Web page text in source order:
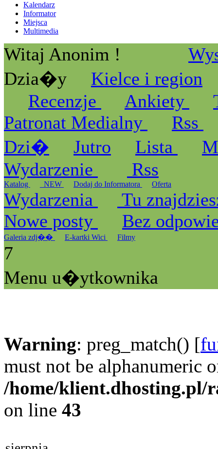
Kalendarz
Informator
Miejsca
Multimedia
Witaj Anonim !
Dzia�y
Kielce i region
Recenzje
Ankiety
Patronat Medialny
Rss
Dzi�
Jutro Lista
Wydarzenie
Rss
Katalog _NEW Dodaj do Informatora Oferta
Wydarzenia
Tu
Nowe posty
Bez
Galeria zdj�� E-kartki Wici Filmy
7
Menu u�ytkownika
Warning: preg_match() [
must not be alphanumeric
/home/klient.dhosting.pl/
on line 43